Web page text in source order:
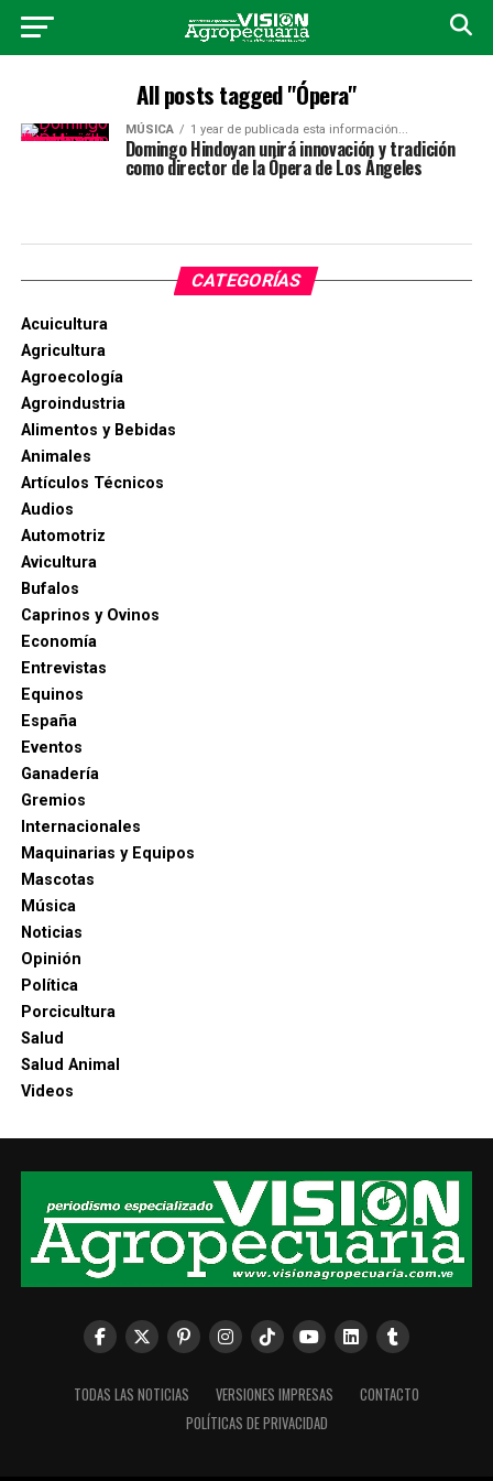
All posts tagged "Ópera"
MÚSICA 1 year de publicada esta información...
Domingo Hindoyan unirá innovación y tradición
como director de la Ópera de Los Ángeles
CATEGORÍAS
Acuicultura
Agricultura
Agroecología
Agroindustria
Alimentos y Bebidas
Animales
Artículos Técnicos
Audios
Automotriz
Avicultura
Bufalos
Caprinos y Ovinos
Economía
Entrevistas
Equinos
España
Eventos
Ganadería
Gremios
Internacionales
Maquinarias y Equipos
Mascotas
Música
Noticias
Opinión
Política
Porcicultura
Salud
Salud Animal
Videos
TODAS LAS NOTICIAS VERSIONES IMPRESAS
CONTACTO
POLÍTICAS DE PRIVACIDAD